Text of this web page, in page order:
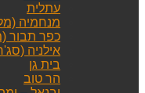
עתלית
מנחמיה
כפר תבור
אילניה
בית גן
הר טוב